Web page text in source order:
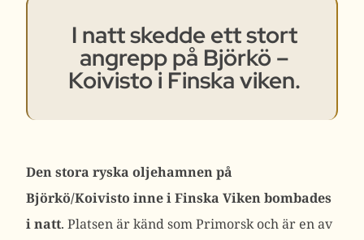
I natt skedde ett stort
angrepp på Björkö –
Koivisto i Finska viken.
Den stora ryska oljehamnen på
Björkö/Koivisto inne i Finska Viken bombades
i natt. Platsen är känd som Primorsk och är en av